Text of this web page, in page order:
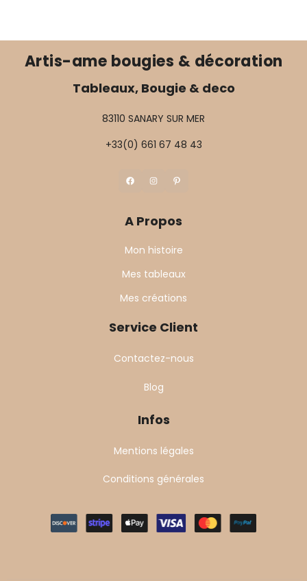
Artis-ame bougies & décoration
Tableaux, Bougie & deco
83110 SANARY SUR MER
+33(0) 661 67 48 43
Facebook Instagram Pinterest
A Propos
Mon histoire
Mes tableaux
Mes créations
Service Client
Contactez-nous
Blog
Infos
Mentions légales
Conditions générales